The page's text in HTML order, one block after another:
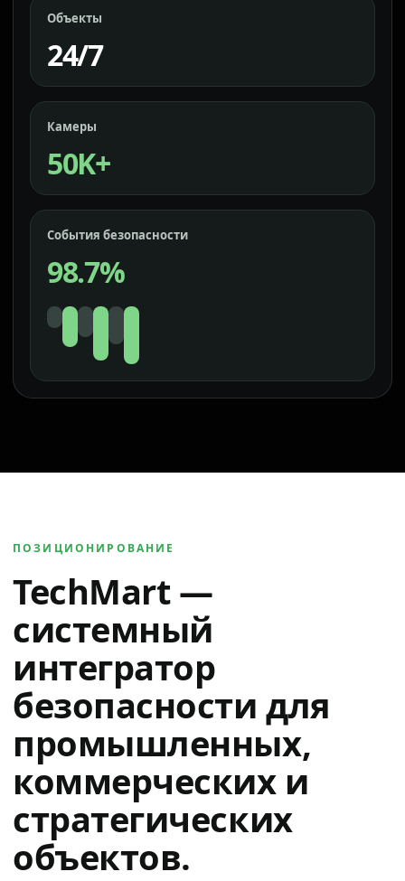
Объекты
24/7
Камеры
50K+
События безопасности
98.7%
ПОЗИЦИОНИРОВАНИЕ
TechMart —
системный
интегратор
безопасности для
промышленных,
коммерческих и
стратегических
объектов.